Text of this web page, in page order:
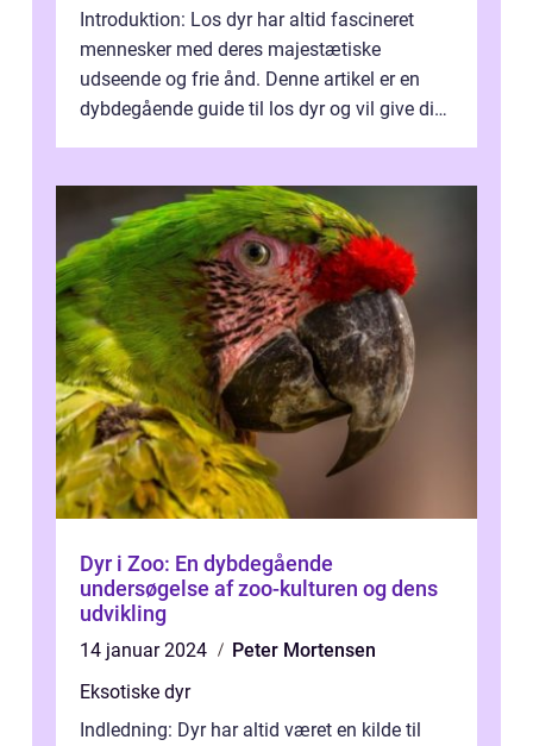
Introduktion: Los dyr har altid fascineret
mennesker med deres majestætiske
udseende og frie ånd. Denne artikel er en
dybdegående guide til los dyr og vil give dig
Dyr i Zoo: En dybdegående
undersøgelse af zoo-kulturen og dens
udvikling
14 januar 2024
Peter Mortensen
Eksotiske dyr
Indledning: Dyr har altid været en kilde til